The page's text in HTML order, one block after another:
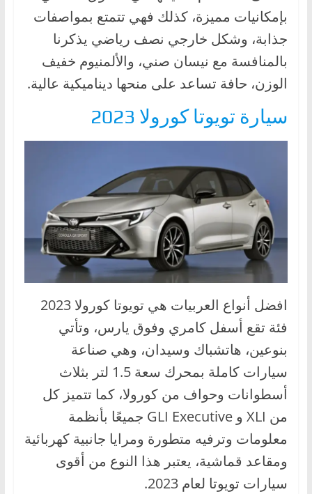
بإمكانيات مميزة، كذلك فهي تتمتع بمواصفات
جذابة، وشكل خارجي نصف رياضي يذكرنا
بالمنافسة مع نيسان صني، والألمنيوم خفيف
الوزن، حافة تساعد على منحها ديناميكية عالية.
سيارة تويوتا كورولا 2023
افضل أنواع العربيات هي تويوتا كورولا 2023
فئة تقع أسفل كامري وفوق يارس، وتأتي
بنوعين، هاتشباك وسيدان، وهي صناعة
سيارات كاملة بمحرك سعة 1.5 لتر بثلاث
أسطوانات وحواف من كورولا، كما تتميز كل
من XLI و GLI Executive جميعًا بأنظمة
معلومات وترفيه متطورة ومرايا جانبية كهربائية
ومقاعد قماشية، يعتبر هذا النوع من أقوى
سيارات تويوتا لعام 2023.